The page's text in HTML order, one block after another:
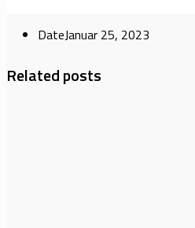
DateJanuar 25, 2023
Related posts